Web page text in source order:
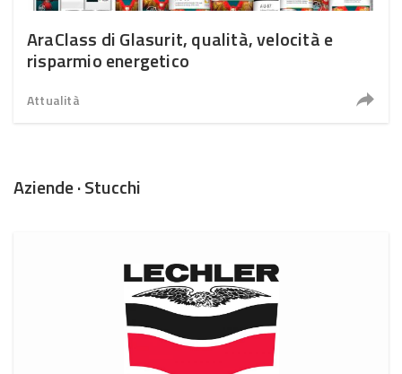
AraClass di Glasurit, qualità, velocità e
risparmio energetico
Attualità
Aziende · Stucchi